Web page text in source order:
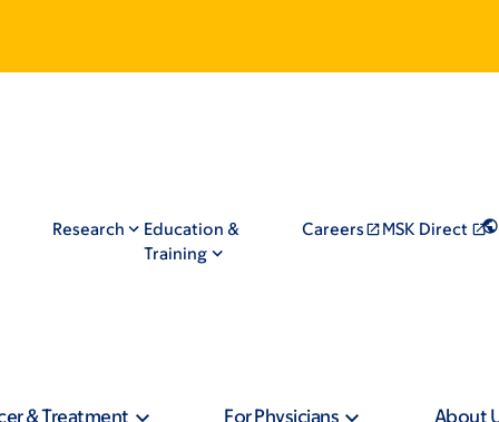
Research
Education &
Training
Careers MSK Direct
& Treatment For Physicians About